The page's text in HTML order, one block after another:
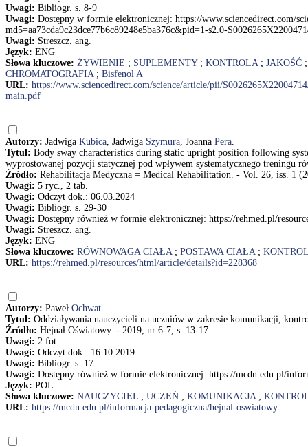
Uwagi: Bibliogr. s. 8-9
Uwagi: Dostępny w formie elektronicznej: https://www.sciencedirect.com/
md5=aa73cda9c23dce77b6c89248e5ba376c&pid=1-s2.0-
Uwagi: Streszcz. ang.
Język: ENG
Słowa kluczowe: ŻYWIENIE ; SUPLEMENTY; KONTROLA; JAKOŚĆ
CHROMATOGRAFIA; Bisfenol A
URL: https://www.sciencedirect.com/science/article/pii/
main.pdf
Autorzy: Jadwiga Kubica, Jadwiga Szymura, Joanna Pera.
Tytuł: Body sway characteristics during static upright position following
wyprostowanej pozycji statycznej pod wpływem systematycznego treningu
Źródło: Rehabilitacja Medyczna = Medical Rehabilitation. - Vol. 26, iss. 1
Uwagi: 5 ryc., 2 tab.
Uwagi: Odczyt dok.: 06.03.2024
Uwagi: Bibliogr. s. 29-30
Uwagi: Dostępny również w formie elektronicznej: https://rehmed.pl/
Uwagi: Streszcz. ang.
Język: ENG
Słowa kluczowe: RÓWNOWAGA CIAŁA; POSTAWA CIAŁA;
URL: https://rehmed.pl/resources/html/article/details?id=228368
Autorzy: Paweł Ochwat.
Tytuł: Oddziaływania nauczycieli na uczniów w zakresie komunikacji,
Źródło: Hejnał Oświatowy. - 2019, nr 6-7, s. 13-17
Uwagi: 2 fot.
Uwagi: Odczyt dok.: 16.10.2019
Uwagi: Bibliogr. s. 17
Uwagi: Dostępny również w formie elektronicznej: https://mcdn.edu.pl/
Język: POL
Słowa kluczowe: NAUCZYCIEL ; UCZEŃ ; KOMUNIKACJA;
URL: https://mcdn.edu.pl/informacja-pedagogiczna/hejnal-oswiatowy